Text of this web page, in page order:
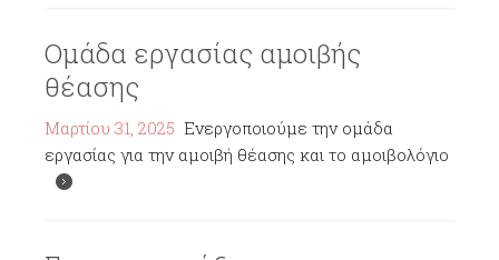
Ομάδα εργασίας αμοιβής
θέασης
Μαρτίου 31, 2025 Ενεργοποιούμε την ομάδα
εργασίας για την αμοιβή θέασης και το αμοιβολόγιο